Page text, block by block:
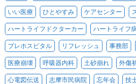
いい医療 ひとやすみ ケアセンター
ハートライフドクターカー ハートライフ
プレホスピタル リフレッシュ 事務部
医療崩壊 呼吸器内科 土砂崩れ 外傷
心電図伝送 志摩市民病院 忘年会 技